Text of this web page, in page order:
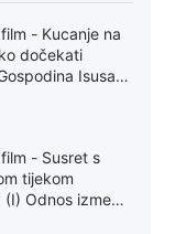
vođa
Peti odjeljak
vođa
Prvi odjeljak
- Kucanje na
dočekati
Isusa
- Susret s
tijekom
Odnos između